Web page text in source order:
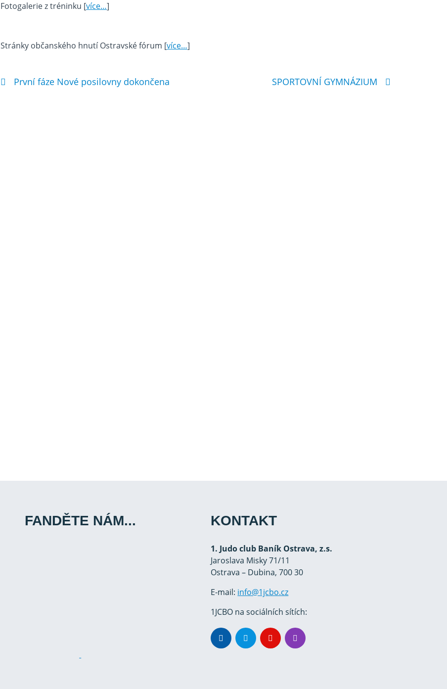
Fotogalerie z tréninku [více…]
Stránky občanského hnutí Ostravské fórum [více…]
První fáze Nové posilovny dokončena SPORTOVNÍ GYMNÁZIUM
FANDĚTE NÁM... KONTAKT
1. Judo club Baník Ostrava, z.s.
Jaroslava Misky 71/11
Ostrava – Dubina, 700 30
E-mail: info@1jcbo.cz
1JCBO na sociálních sítích: